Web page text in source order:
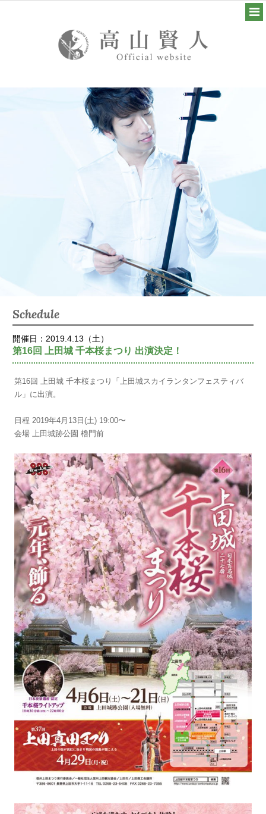
Schedule
開催日：2019.4.13（土）
第16回 上田城 千本桜まつり 出演決定！
第16回 上田城 千本桜まつり「上田城スカイランタンフェスティバ
ル」に出演。
日程 2019年4月13日(土) 19:00〜
会場 上田城跡公園 櫓門前